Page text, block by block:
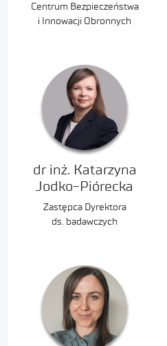
Centrum Bezpieczeństwa
i Innowacji Obronnych
dr inż. Katarzyna
Jodko-Piórecka
Zastępca Dyrektora
ds. badawczych